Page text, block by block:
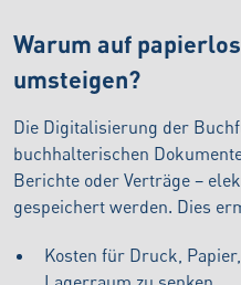
Warum auf
umsteigen?
Die Digitalisierung der
buchhalterischen
Berichte oder Verträge –
gespeichert werden. Dies
Kosten für Druck,